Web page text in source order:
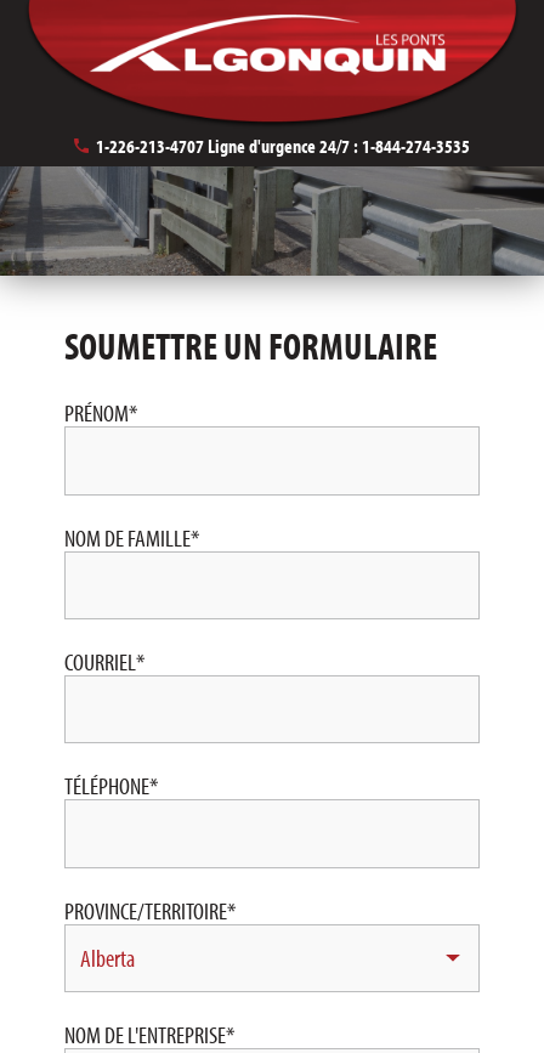
1-226-213-4707 Ligne d'urgence 24/7 :1-844-274-3535
Nous joindre
SOUMETTRE UN FORMULAIRE
PRÉNOM*
NOM DE FAMILLE*
COURRIEL*
TÉLÉPHONE*
PROVINCE/TERRITOIRE*
NOM DE L'ENTREPRISE*